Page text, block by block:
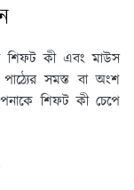
শিফট কী এবং মাউস
সমস্ত বা অংশ
শিফট কী চেপে